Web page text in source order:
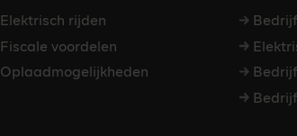
Elektrisch rijden
Fiscale voordelen
Oplaadmogelijkheden